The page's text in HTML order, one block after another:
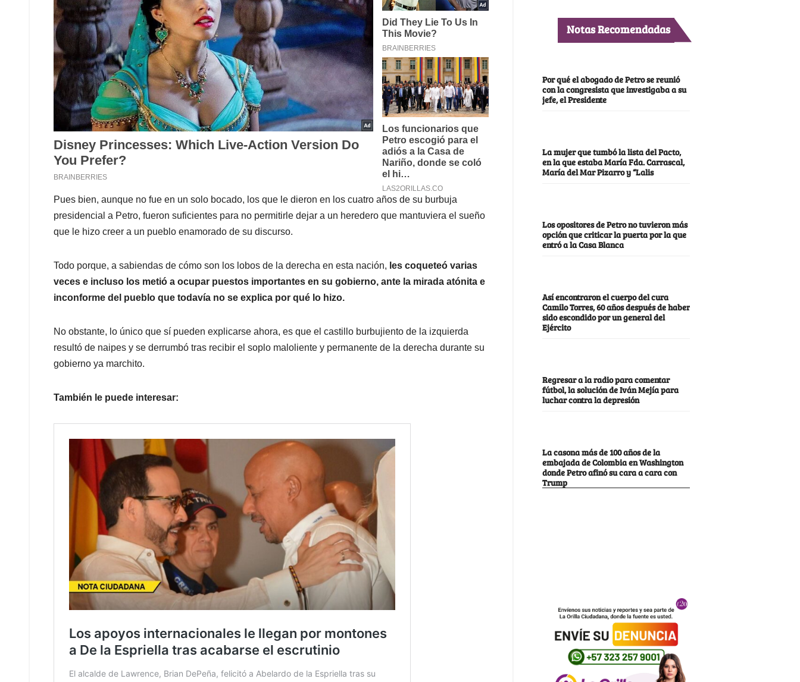
Pues bien, aunque no fue en un solo bocado, los que le dieron en los cuatro años de su burbuja
presidencial a Petro, fueron suficientes para no permitirle dejar a un heredero que mantuviera el sueño
que le hizo creer a un pueblo enamorado de su discurso.
Todo porque, a sabiendas de cómo son los lobos de la derecha en esta nación, les coqueteó varias
veces e incluso los metió a ocupar puestos importantes en su gobierno, ante la mirada atónita e
inconforme del pueblo que todavía no se explica por qué lo hizo.
No obstante, lo único que sí pueden explicarse ahora, es que el castillo burbujiento de la izquierda
resultó de naipes y se derrumbó tras recibir el soplo maloliente y permanente de la derecha durante su
gobierno ya marchito.
También le puede interesar:
Notas Recomendadas
Por qué el abogado de Petro se reunió
con la congresista que investigaba a su
jefe, el Presidente
La mujer que tumbó la lista del Pacto,
en la que estaba María Fda. Carrascal,
María del Mar Pizarro y “Lalis
Los opositores de Petro no tuvieron más
opción que criticar la puerta por la que
entró a la Casa Blanca
Así encontraron el cuerpo del cura
Camilo Torres, 60 años después de haber
sido escondido por un general del
Ejército
Regresar a la radio para comentar
fútbol, la solución de Iván Mejía para
luchar contra la depresión
La casona más de 100 años de la
embajada de Colombia en Washington
donde Petro afinó su cara a cara con
Trump